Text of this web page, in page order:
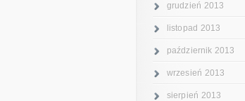
grudzień 2013
listopad 2013
październik 2013
wrzesień 2013
sierpień 2013